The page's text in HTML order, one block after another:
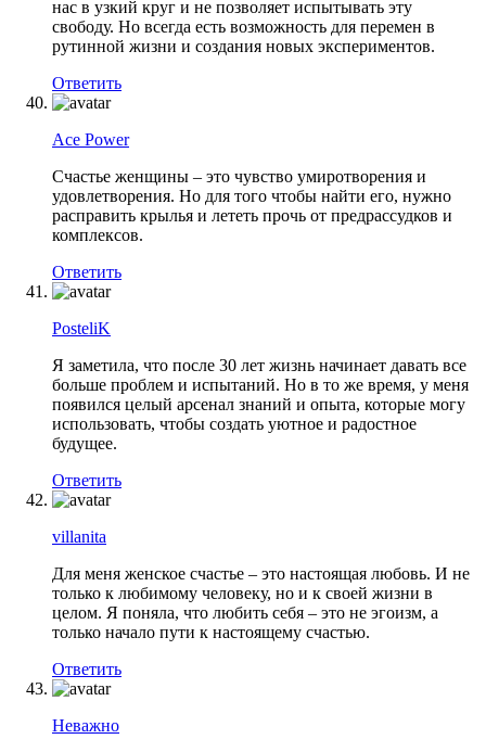
нас в узкий круг и не позволяет испытывать эту
свободу. Но всегда есть возможность для перемен в
рутинной жизни и создания новых экспериментов.
Ответить
Ace Power
Счастье женщины – это чувство умиротворения и
удовлетворения. Но для того чтобы найти его, нужно
расправить крылья и лететь прочь от предрассудков и
комплексов.
Ответить
PosteliK
Я заметила, что после 30 лет жизнь начинает давать все
больше проблем и испытаний. Но в то же время, у меня
появился целый арсенал знаний и опыта, которые могу
использовать, чтобы создать уютное и радостное
будущее.
Ответить
villanita
Для меня женское счастье – это настоящая любовь. И не
только к любимому человеку, но и к своей жизни в
целом. Я поняла, что любить себя – это не эгоизм, а
только начало пути к настоящему счастью.
Ответить
Неважно